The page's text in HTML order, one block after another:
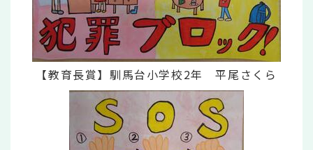
【教育長賞】馴馬台小学校2年 平尾さくら